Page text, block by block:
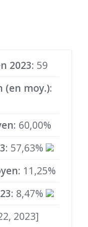
2023: 59
(en moy.):
: 60,00%
: 57,63%
: 11,25%
: 8,47%
2023]